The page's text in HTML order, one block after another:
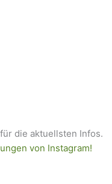
die aktuellsten Infos.
von Instagram!